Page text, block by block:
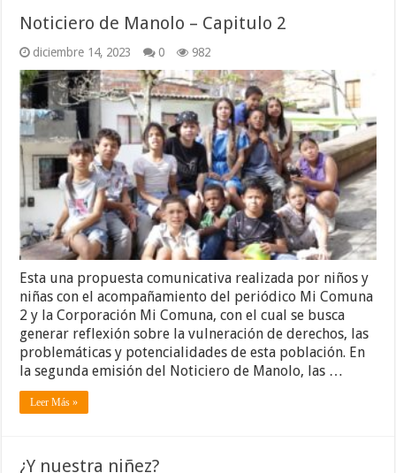
Noticiero de Manolo – Capitulo 2
diciembre 14, 2023 0 982
Esta una propuesta comunicativa realizada por niños y
niñas con el acompañamiento del periódico Mi Comuna
2 y la Corporación Mi Comuna, con el cual se busca
generar reflexión sobre la vulneración de derechos, las
problemáticas y potencialidades de esta población. En
la segunda emisión del Noticiero de Manolo, las …
Leer Más »
¿Y nuestra niñez?